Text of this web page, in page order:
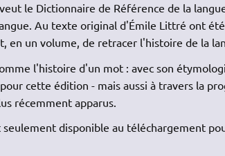
le Dictionnaire de Référence de la
Au texte original d'Émile Littré ont
en un volume, de retracer l'histoire de la
l'histoire d'un mot : avec son
cette édition - mais aussi à travers la
récemment apparus.
disponible au téléchargement